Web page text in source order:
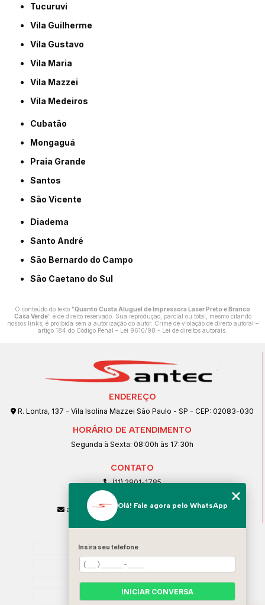
Tucuruvi
Vila Guilherme
Vila Gustavo
Vila Maria
Vila Mazzei
Vila Medeiros
Cubatão
Mongaguá
Praia Grande
Santos
São Vicente
Diadema
Santo André
São Bernardo do Campo
São Caetano do Sul
O conteúdo do texto "Quanto Custa Aluguel de Impressora Laser Preto e Branco
Casa Verde" é de direito reservado. Sua reprodução, parcial ou total, mesmo citando
nossos links, é proibida sem a autorização do autor. Crime de violação de direito autoral –
artigo 184 do Código Penal – Lei 9610/98 - Lei de direitos autorais
ENDEREÇO
R. Lontra, 137 - Vila Isolina Mazzei São Paulo - SP - CEP: 02083-030
HORÁRIO DE ATENDIMENTO
Segunda à Sexta: 08:00h às 17:30h
CONTATO
(11) 2901-1785
(11) 99239-1832
atendimento@santeccopiadoras.com.br
Home
Empresa
SERVIÇOS
Contato
Olá! Fale agora pelo WhatsApp
Insira seu telefone
INICIAR CONVERSA